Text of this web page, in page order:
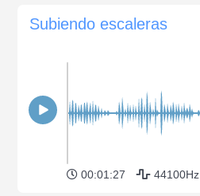
Subiendo escaleras
00:01:27 44100Hz